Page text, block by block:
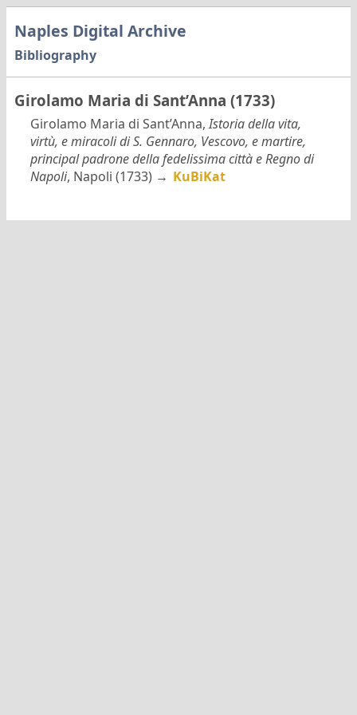
Naples Digital Archive
Bibliography
Girolamo Maria di Sant’Anna (1733)
Girolamo Maria di Sant’Anna,Istoria della vita,
virtù, e miracoli di S. Gennaro, Vescovo, e martire,
principal padrone della fedelissima città e Regno di
Napoli, Napoli (1733) → KuBiKat